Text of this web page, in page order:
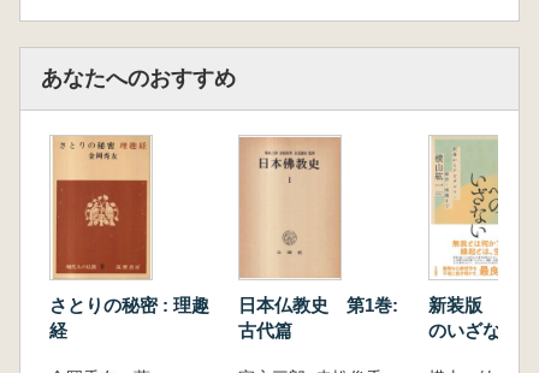
あなたへのおすすめ
さとりの秘密 : 理趣
経
日本仏教史 第1巻:
古代篇
新装版 仏教
のいざない :